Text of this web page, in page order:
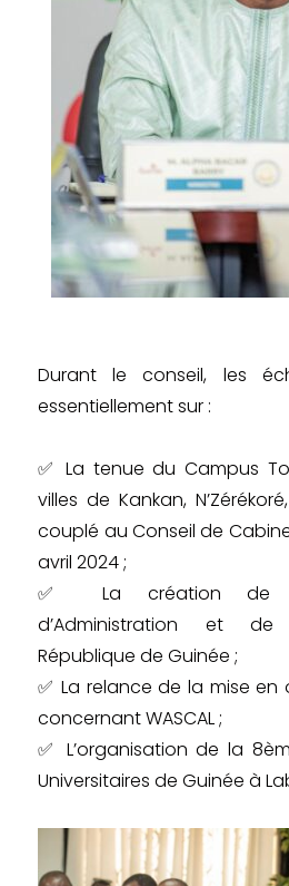
Durant le conseil, les
essentiellement sur :
✅ La tenue du Campus
villes de Kankan,
couplé au Conseil de
avril 2024 ;
✅ La création de
d’Administration et
République de Guinée ;
✅ La relance de la mise
concernant WASCAL ;
✅ L’organisation de la
Universitaires de Guinée à